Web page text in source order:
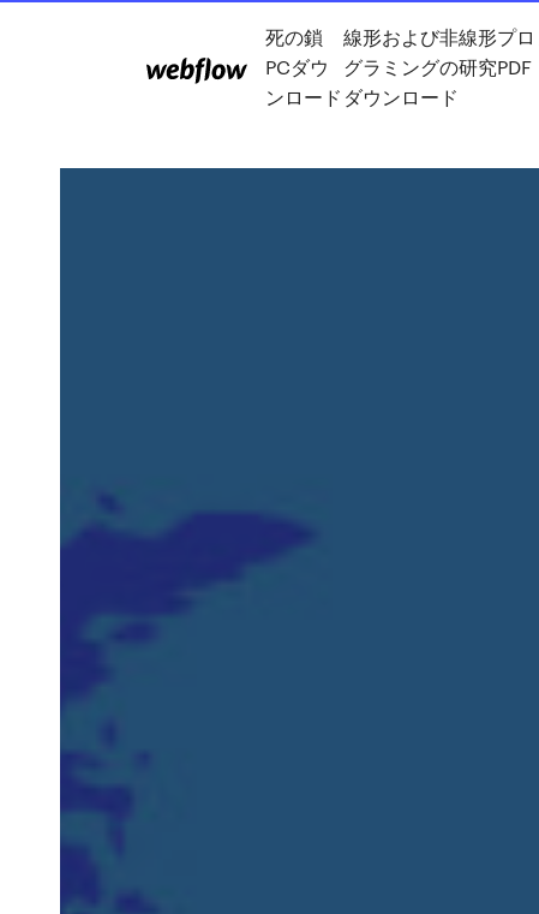
死の鎖
PCダウ
ンロード
線形および非線形プロ
グラミングの研究PDF
ダウンロード